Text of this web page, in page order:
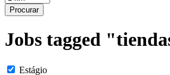
Procurar
Jobs tagged
Estágio